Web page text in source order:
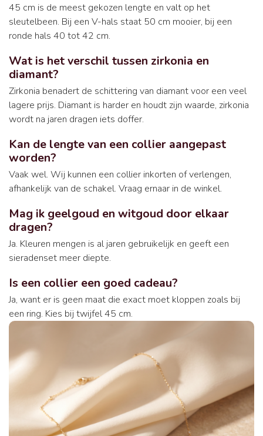
45 cm is de meest gekozen lengte en valt op het
sleutelbeen. Bij een V-hals staat 50 cm mooier, bij een
ronde hals 40 tot 42 cm.
Wat is het verschil tussen zirkonia en
diamant?
Zirkonia benadert de schittering van diamant voor een veel
lagere prijs. Diamant is harder en houdt zijn waarde, zirkonia
wordt na jaren dragen iets doffer.
Kan de lengte van een collier aangepast
worden?
Vaak wel. Wij kunnen een collier inkorten of verlengen,
afhankelijk van de schakel. Vraag ernaar in de winkel.
Mag ik geelgoud en witgoud door elkaar
dragen?
Ja. Kleuren mengen is al jaren gebruikelijk en geeft een
sieradenset meer diepte.
Is een collier een goed cadeau?
Ja, want er is geen maat die exact moet kloppen zoals bij
een ring. Kies bij twijfel 45 cm.